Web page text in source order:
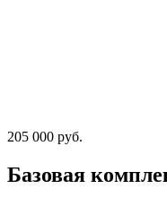
205 000 руб.
Базовая